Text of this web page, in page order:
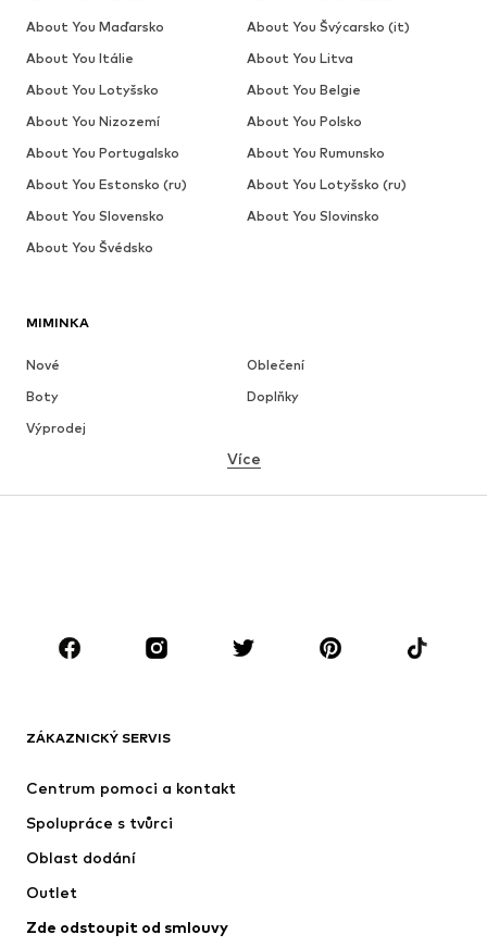
MIMINKA
Nové
Oblečení
Boty
Doplňky
Výprodej
ZNAČKY
ADIDAS ORIGINALS
NIKE
Více
ZÁKAZNICKÝ SERVIS
Centrum pomoci a kontakt
Spolupráce s tvůrci
Oblast dodání
Outlet
Zde odstoupit od smlouvy
About You Maďarsko
About You Švýcarsko (it)
About You Itálie
About You Litva
About You Lotyšsko
About You Belgie
About You Nizozemí
About You Polsko
About You Portugalsko
About You Rumunsko
About You Estonsko (ru)
About You Lotyšsko (ru)
About You Slovensko
About You Slovinsko
About You Švédsko